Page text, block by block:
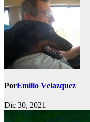
PorEmilio Velazquez
Dic 30, 2021